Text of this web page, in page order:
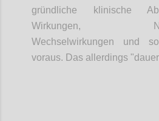
gründliche klinische
Wirkungen,
Wechselwirkungen und
voraus. Das allerdings